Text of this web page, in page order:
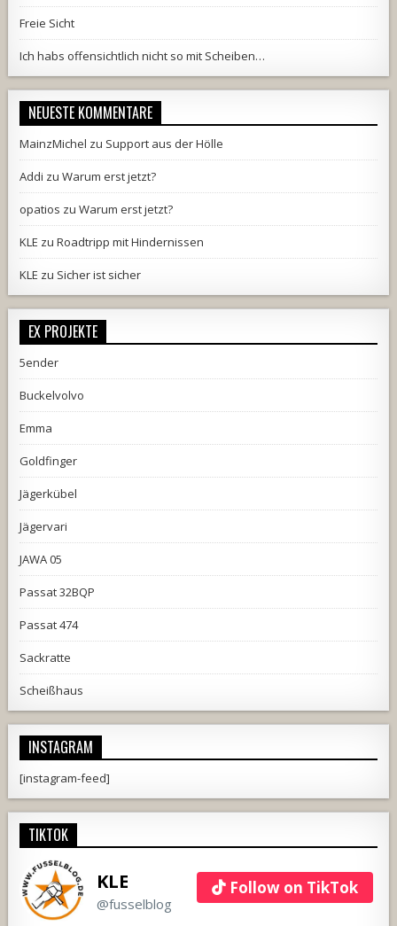
Freie Sicht
Ich habs offensichtlich nicht so mit Scheiben…
NEUESTE KOMMENTARE
MainzMichel zu Support aus der Hölle
Addi zuWarum erst jetzt?
opatios zuWarum erst jetzt?
KLE zuRoadtripp mit Hindernissen
KLE zu Sicher ist sicher
EX PROJEKTE
5ender
Buckelvolvo
Emma
Goldfinger
Jägerkübel
Jägervari
JAWA 05
Passat 32BQP
Passat 474
Sackratte
Scheißhaus
INSTAGRAM
[instagram-feed]
TIKTOK
KLE
@fusselblog
Follow on TikTok